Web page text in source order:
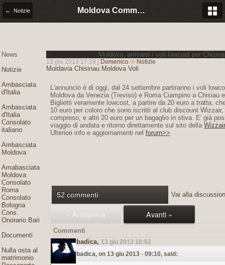
← Notizie Moldova Community Italia
News
Notizie
Ambasciata
d'Italia
Ambasciata
d'Italia
Consolato
italiano
Ambasciata
Moldova
Amabasciata
Moldova
Consolato
Roma
Consolato
Bologna
Cons.
Onorario Bari
Documenti
Nulla osta al
matrimonio
Moldova, arrivano i voli lowcost per
13 giu 2013 17:39 | Domenico in Notizie
Moldavia Chisinau Moldova Voli
L'annuncio è di oggi, dal 24 settembre partiranno i voli
Moldova da Venezia (Treviso) e Roma Ciampino a Chisiau
Biglietti veramente lowcost, a partire da 20 euro a tratta,
10 euro per coloro che sono iscritti al club discount
compreso, e altri 20 euro per un bagaglio in stiva. E' già
viaggio di andata e ritorno direttamente sul sito della Wizzair
Ulteriori info e aggiornamenti nel forum>>
52 commenti Vai alla
« Anteprima Avanti »
Commenti
badica, 13 giu 2013 10:52
badica, on 13 giu 2013 - 09:10, said: